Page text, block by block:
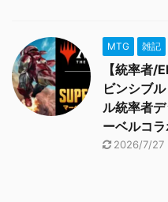
MTG 雑記
【統率者/
ビンシブ
ル統率者
ーベルコラ
2026/7/27